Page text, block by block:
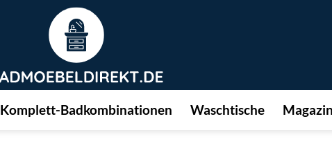
Komplett-Badkombinationen Waschtische Magazin